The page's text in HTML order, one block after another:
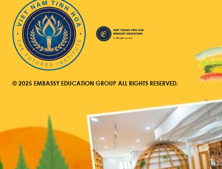
© 2025 EMBASSY EDUCATION GROUP ALL RIGHTS RESERVED.